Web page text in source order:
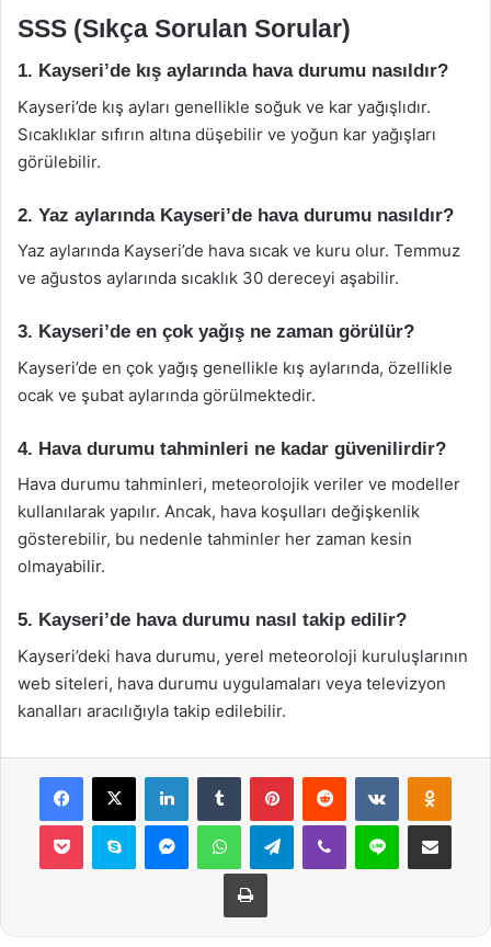
SSS (Sıkça Sorulan Sorular)
1. Kayseri’de kış aylarında hava durumu nasıldır?
Kayseri’de kış ayları genellikle soğuk ve kar yağışlıdır.
Sıcaklıklar sıfırın altına düşebilir ve yoğun kar yağışları
görülebilir.
2. Yaz aylarında Kayseri’de hava durumu nasıldır?
Yaz aylarında Kayseri’de hava sıcak ve kuru olur. Temmuz
ve ağustos aylarında sıcaklık 30 dereceyi aşabilir.
3. Kayseri’de en çok yağış ne zaman görülür?
Kayseri’de en çok yağış genellikle kış aylarında, özellikle
ocak ve şubat aylarında görülmektedir.
4. Hava durumu tahminleri ne kadar güvenilirdir?
Hava durumu tahminleri, meteorolojik veriler ve modeller
kullanılarak yapılır. Ancak, hava koşulları değişkenlik
gösterebilir, bu nedenle tahminler her zaman kesin
olmayabilir.
5. Kayseri’de hava durumu nasıl takip edilir?
Kayseri’deki hava durumu, yerel meteoroloji kuruluşlarının
web siteleri, hava durumu uygulamaları veya televizyon
kanalları aracılığıyla takip edilebilir.
Facebook
X LinkedInTumblr PinterestReddit VKontakte
Pocket Skype MessengerWhatsAppTelegramViber Line E-Posta ile
Yazdır